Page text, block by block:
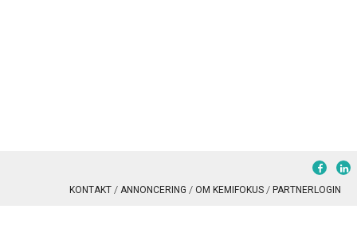
KONTAKT ANNONCERING OM KEMIFOKUS PARTNERLOGIN